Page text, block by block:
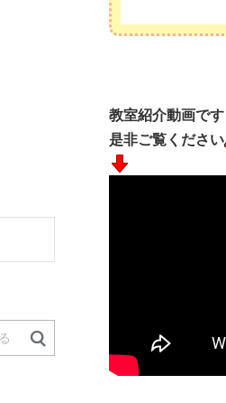
教室紹介動画です
是非ご覧ください